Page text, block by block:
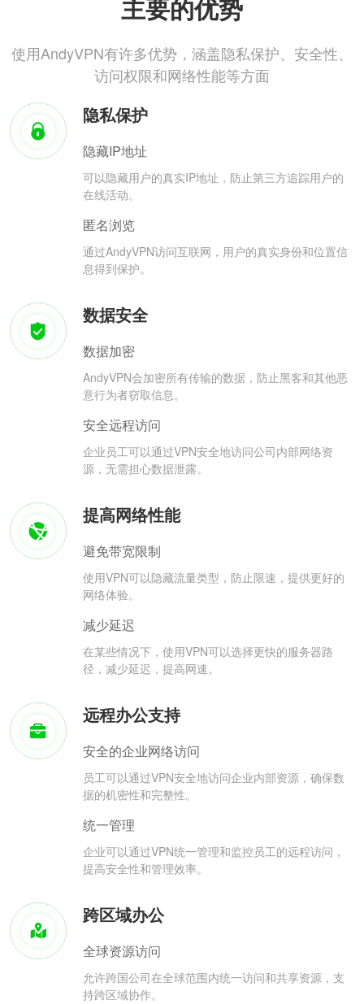
主要的优势
使用AndyVPN有许多优势，涵盖隐私保护、安全性、
访问权限和网络性能等方面
隐私保护
隐藏IP地址
可以隐藏用户的真实IP地址，防止第三方追踪用户的
在线活动。
匿名浏览
通过AndyVPN访问互联网，用户的真实身份和位置信
息得到保护。
数据安全
数据加密
AndyVPN会加密所有传输的数据，防止黑客和其他恶
意行为者窃取信息。
安全远程访问
企业员工可以通过VPN安全地访问公司内部网络资
源，无需担心数据泄露。
提高网络性能
避免带宽限制
使用VPN可以隐藏流量类型，防止限速，提供更好的
网络体验。
减少延迟
在某些情况下，使用VPN可以选择更快的服务器路
径，减少延迟，提高网速。
远程办公支持
安全的企业网络访问
员工可以通过VPN安全地访问企业内部资源，确保数
据的机密性和完整性。
统一管理
企业可以通过VPN统一管理和监控员工的远程访问，
提高安全性和管理效率。
跨区域办公
全球资源访问
允许跨国公司在全球范围内统一访问和共享资源，支
持跨区域协作。